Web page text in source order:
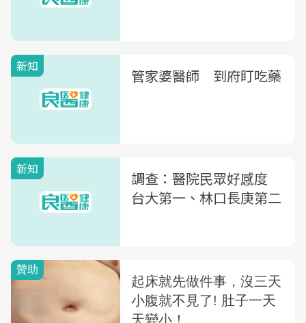
新知 管家婆醫師 到府盯吃藥
新知
調查：醫院民眾好感度
台大第一、林口長庚第二